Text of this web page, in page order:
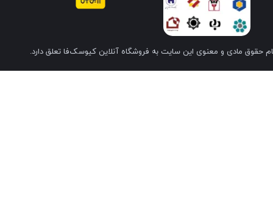
حقوق مادی و معنوی این سایت به فروشگاه آنلاین کیوسک‌فا تعلق دارد.